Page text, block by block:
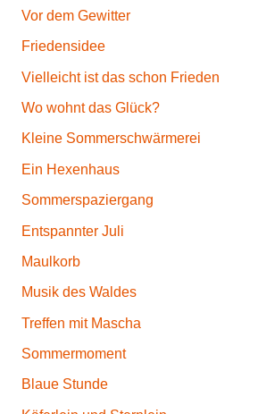
Vor dem Gewitter
Friedensidee
Vielleicht ist das schon Frieden
Wo wohnt das Glück?
Kleine Sommerschwärmerei
Ein Hexenhaus
Sommerspaziergang
Entspannter Juli
Maulkorb
Musik des Waldes
Treffen mit Mascha
Sommermoment
Blaue Stunde